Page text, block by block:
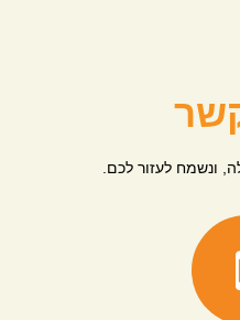
ונשמח לעזור לכם.